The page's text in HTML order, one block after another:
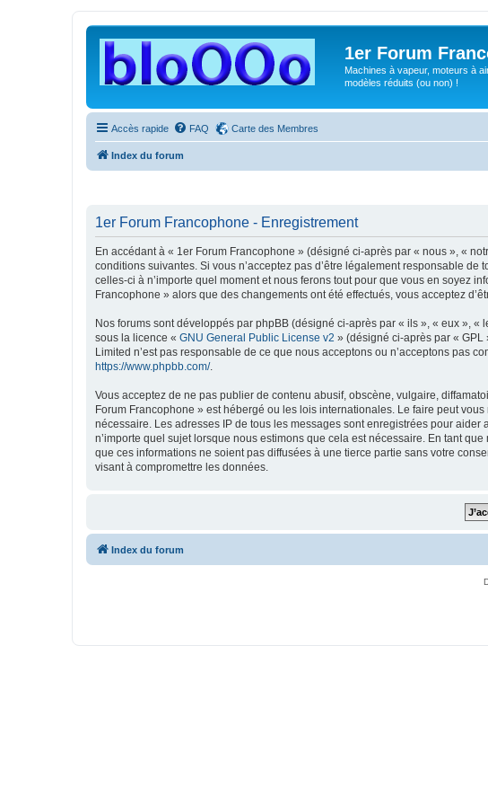
1er Forum
Machines à vapeur, moteurs à
modèles réduits (ou non) !
Accès rapide FAQ Carte des Membres
Index du forum
1er Forum Francophone - Enregistrement
En accédant à « 1er Forum Francophone » (désigné ci-après par « nous », «
conditions suivantes. Si vous n’acceptez pas d’être légalement responsable
celles-ci à n’importe quel moment et nous ferons tout pour que vous en soyez
Francophone » alors que des changements ont été effectués, vous acceptez
Nos forums sont développés par phpBB (désigné ci-après par « ils », « eux »,
sous la licence « GNU General Public License v2 » (désigné ci-après par «
Limited n’est pas responsable de ce que nous acceptons ou n’acceptons pas
https://www.phpbb.com/.
Vous acceptez de ne pas publier de contenu abusif, obscène, vulgaire,
Forum Francophone » est hébergé ou les lois internationales. Le faire peut
nécessaire. Les adresses IP de tous les messages sont enregistrées pour
n’importe quel sujet lorsque nous estimons que cela est nécessaire. En tant
que ces informations ne soient pas diffusées à une tierce partie sans votre
visant à compromettre les données.
Index du forum